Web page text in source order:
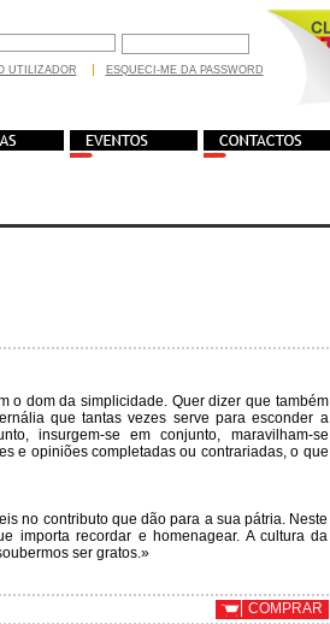
UTILIZADOR ESQUECI-ME DA PASSWORD
o dom da simplicidade. Quer dizer que também
que tantas vezes serve para esconder a
insurgem-se em conjunto, maravilham-se
e opiniões completadas ou contrariadas, o que
no contributo que dão para a sua pátria. Neste
importa recordar e homenagear. A cultura da
ser gratos.»
COMPRAR